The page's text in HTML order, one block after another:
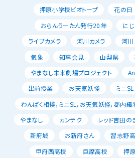
押原小学校ビオトープ
花の日
おらんうーたん発行20年
にじ
ライブカメラ
河川カメラ 河川
気象
知事会見 山梨県
やまなし未来劇場プロジェクト
出前授業
お天気妖怪 ミニSL
わんぱく相撲，ミニSL，お天気妖怪，郡内織
やまなし
カンテク レッド吉田の
新府城
お新府さん 習志野
甲府西高校
巨摩高校 押